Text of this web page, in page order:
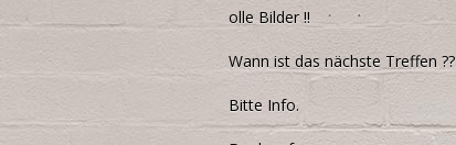
olle Bilder !!
Wann ist das nächste Treffen ??
Bitte Info.